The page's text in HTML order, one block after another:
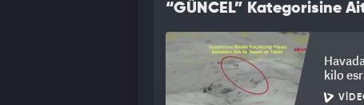
“GÜNCEL” Kategorisine
kilo